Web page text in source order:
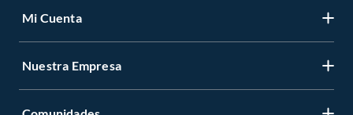
Contáctanos
Tiendas y horarios
Mi Cuenta
Registrate
Nuestra Empresa